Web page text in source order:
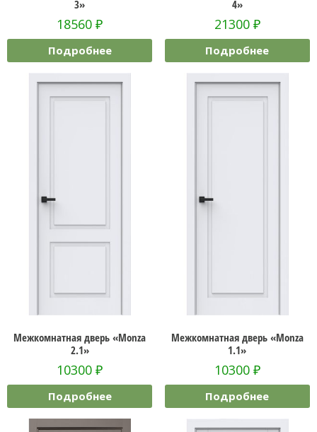
3»
18560₽
Подробнее
4»
21300 ₽
Подробнее
Межкомнатная дверь «Monza
2.1»
10300₽
Подробнее
Межкомнатная дверь «Monza
1.1»
10300 ₽
Подробнее